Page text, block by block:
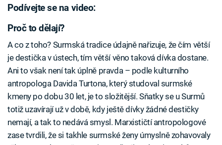
Podívejte se na video:
Proč to dělají?
A co z toho? Surmská tradice údajně nařizuje, že čím větší
je destička v ústech, tím větší věno taková dívka dostane.
Ani to však není tak úplně pravda – podle kulturního
antropologa Davida Turtona, který studoval surmské
kmeny po dobu 30 let, je to složitější. Sňatky se u Surmů
totiž uzavírají už v době, kdy ještě dívky žádné destičky
nemají, a tak to nedává smysl. Marxističtí antropologové
zase tvrdili, že si takhle surmské ženy úmyslně zohavovaly